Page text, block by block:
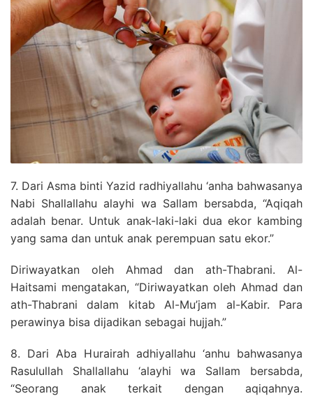
7. Dari Asma binti Yazid radhiyallahu ‘anha bahwasanya
Nabi Shallallahu alayhi wa Sallam bersabda, “Aqiqah
adalah benar. Untuk anak-laki-laki dua ekor kambing
yang sama dan untuk anak perempuan satu ekor.”
Diriwayatkan oleh Ahmad dan ath-Thabrani. Al-
Haitsami mengatakan, “Diriwayatkan oleh Ahmad dan
ath-Thabrani dalam kitab Al-Mu’jam al-Kabir. Para
perawinya bisa dijadikan sebagai hujjah.”
8. Dari Aba Hurairah adhiyallahu ‘anhu bahwasanya
Rasulullah Shallallahu ‘alayhi wa Sallam bersabda,
“Seorang anak terkait dengan aqiqahnya.